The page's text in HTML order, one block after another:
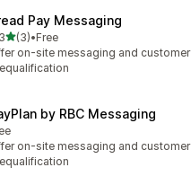
Pay Messaging
av 5 stjerner
(3)
3 omtaler
•Free
on-site messaging and customer
by RBC Messaging
on-site messaging and customer